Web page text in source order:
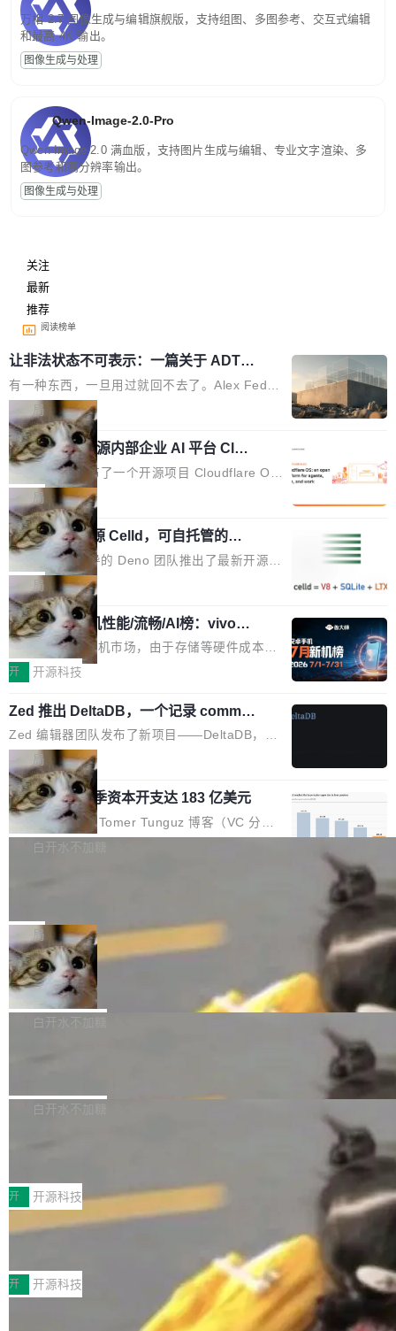
万相 2.7 图像生成与编辑旗舰版，支持组图、多图参考、交互式编辑
和最高 4K 输出。
图像生成与处理
Qwen-Image-2.0-Pro
Qwen-Image-2.0 满血版，支持图片生成与编辑、专业文字渲染、多
图参考和高分辨率输出。
图像生成与处理
关注
最新
推荐
阅读榜单
让非法状态不可表示：一篇关于 ADT
的帖子在 Reddit 火了
有一种东西，一旦用过就回不去了。Alex Fedos
eev 管它叫"软件设计的基石"。 他说的东西不新
鲜——代数数据类型（ADT），尤其是和类型
（sum type）。但他说清楚了一件事：这不是类
型系统的学术体操，是日常编码的思维方式。 文
章从一个简单的例子切入。一个网站的深色主题
设置，如果用布尔值 + 可空字段来表示——bool
ean 表示是否可切换，nullable 的默认模式、浅
色方案、深色方案——会产生大量无意义的组
合。方案缺了、配置冲突了、全 null 了。要知道
哪些组合有效，作者说，你得靠"文档、校验、或
者部落知识"。 换个写法。Rust 的 enum，两个
变体：Switchable...
局
Cloudflare 开源内部企业 AI 平台 Clou
dflare OS
Cloudflare 发布了一个开源项目 Cloudflare O
S。如果你只看官方博客，你会觉得这是又一
个"AI 知识库 + 聊天机器人"——每个大厂都在
做，没什么新鲜的。 但 Kenton Varda 在 Twitte
r 上把事情说清楚了： 今天我们发布了 Cloudfla
re OS，一个带连接器的聊天机器人，跟其他所
有科技公司做的一样。只不过，实际上它不一
样。这是 Sandstorm.io 的重制版，我十年前的
那个创业公司。不同的是，这次它构建在 Cloudf
lare Workers 上——我花了九年时间搭建的平台
——并且深度集成了 AI。这基本上是我十年秘密
计划的顶峰。 十年前，Ken...
局
Deno 团队开源 Celld，可自托管的分
布式 Durable Objects
Ryan Dahl 领导的 Deno 团队推出了最新开源项
目 Celld，一个能在自己机器上运行 Cloudflare
Workers 和 Durable Objects 的守护进程。 设
计思路很直接：每个对象是一个独立的 SQLite
数据库，按名称寻址，复制到你自己的 S3 兼容
存储库里。节点之间只通过这个存储库协调——
个小型数据库，应用天然按分片构建，单个数据
库的竞争和爆炸半径问题在设计层面就被消除
了。 闲置的 cell 会休眠到几乎不占资源。当 cel
l 迁移或唤醒时，新宿主从 S3 恢复 SQLite 数据
库继续执行。存储库是持久化的唯一真相...
局
鲁大师7月新机性能/流畅/AI榜：vivo夺
性能、流畅双第一，三星Galaxy Z系列
新折叠缺席
2026年7月的手机市场，由于存储等硬件成本暴
增，手机厂商的日子也不好过啊，新机速度明显
高价的三星折叠（三星Galaxy Z Fold8 Ultra / Z
Fold8 / Z Flip8）外，其余要么是中低端机器，
例如iQOO Z11i、REDMI Note 17、REDMI No
te 17 Pro、OPPO K15，要么是vivo X300 E这
样的次旗舰。 Galaxy Z Fold8 Ultra / Z Fold8 /
Z Flip8三款折叠屏新机均在7月22日发布，且全
部搭载骁龙8 Elite Gen5 for Galaxy，它们本该
开 开源科技
Zed 推出 DeltaDB，一个记录 commit
之间所有操作的版本控制系统
Zed 编辑器团队发布了新项目——DeltaDB，一
个在 git commit 之间记录每一次编辑操作的版
本控制系统。目前处于 Early Access 阶段。 De
ltaDB 的核心思路直接写在 landing page 最显
眼的位置：「Software is made between com
mits」——软件是在 commit 之间写出来的。git
是把这段空隙补上。 回退到任何一次编辑：Delt
aDB 捕获 commit 之间的每一次操作，...
局
SpaceXAI 单季资本开支达 183 亿美元
根据风险投资人Tomer Tunguz 博客（VC 分
析）披露的最新分析与第二季度业绩报告，Spac
微软同期总资本开支的四成。 与亚马逊、Alpha
bet、微软以及 Meta 等传统科技巨头相比，Spa
ceXAI的资金消耗速度尤为引人瞩目。然而，支
撑庞大支出的资金来源却呈现出截然不同的面
貌。数据显示，微软和 Meta 主要依托充沛的经
白开水不加糖
一个在终端里运行的编程 agent；Muse Spark
1.2，驱动这个 agent 的新模型。一句话概括：
你可以用 curl -fsSL https://dev.meta.ai/install.
sh | bash 安装一个能在大项目里自动规划、写
代码、验证结果的 AI 终端工具。 据介绍，Muse
个主 agent 循环，外加一组后台 agent。这些后
局
美团开源 LoHoSearch，用知识图谱校
准 AI 能力认知
机器出题的前提，是让机器拥有全局视野。整个
构建流程可以分为四个环节：建图 → 控制难度
白开水不加糖
库，并将作为transport接入Mooncake TENT。
MPComm将作为一种传输引擎接入Mooncake T
ENT，实现零拷贝传输性能提升30%、非零拷贝
传输性能最高提升5倍。UCL-MPComm底层基
于自研UCL-Engine通信引擎，后续腾讯网平将
持续开源更多基于UCL-Engine的高性能通信组
件。 腾讯网平团队在UCL-MPComm中实现了一
个独立于业务线程的全局通信引擎（Engine），
白开水不加糖
型案例入选名单》，深信服“面向企业研发场景的
开源 AI 编程平台 CoStrict 应用”凭借卓越的技术
创新与落地成效成功入选。 全链路私有化部署，
助力企业AI研发安全落地 当前，越来越多企业已
经开始引入 AI Coding 工具，通过调用公有云模
型或企业内部部署模型提升研发效率。但随着 AI
Coding 从个人辅助工具逐步走向团队级、组织
开 开源科技
深信服AI算力网关入选工信部人工智能
前不久，工业和信息化部正式发布《2025年人工
智能应用典型案例名单》，集中展示人工智能在
各领域的应用成果，覆盖技术底座、行业赋能、
产品应用、支撑保障、专题等五大方向。深信服
开 开源科技
Jeff Dean 离开 Google：一个时代的结